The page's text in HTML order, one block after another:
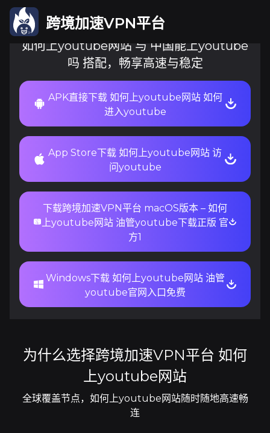
跨境加速VPN平台
如何上youtube网站 与 中国能上youtube
吗 搭配，畅享高速与稳定
APK直接下载 如何上youtube网站 如何
进入youtube
App Store下载 如何上youtube网站 访
问youtube
下载跨境加速VPN平台 macOS版本 – 如何
上youtube网站 油管youtube下载正版 官
方1
Windows下载 如何上youtube网站 油管
youtube官网入口免费
为什么选择跨境加速VPN平台 如何
上youtube网站
全球覆盖节点，如何上youtube网站随时随地高速畅
连